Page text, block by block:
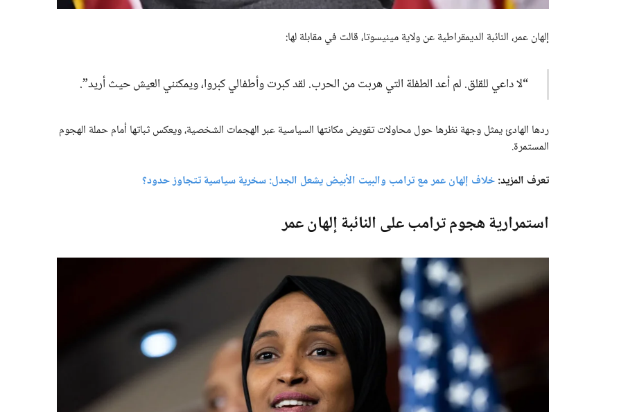
إلهان عمر، النائبة الديمقراطية عن ولاية مينيسوتا، قالت في مقابلة لها:
“لا داعي للقلق. لم أعد الطفلة التي هربت من الحرب. لقد كبرت وأطفالي كبروا، ويمكنني العيش حيث أريد”.
ردها الهادئ يمثل وجهة نظرها حول محاولات تقويض مكانتها السياسية عبر الهجمات الشخصية، ويعكس ثباتها أمام حملة الهجوم
المستمرة.
تعرف المزيد:خلاف إلهان عمر مع ترامب والبيت الأبيض يشعل الجدل: سخرية سياسية تتجاوز حدود؟
استمرارية هجوم ترامب على النائبة إلهان عمر